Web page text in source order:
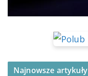
Najnowsze artykuły